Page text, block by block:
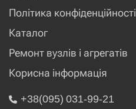
Політика конфіденційності
Каталог
Ремонт вузлів і агрегатів
Корисна інформація
+38(095) 031-99-21